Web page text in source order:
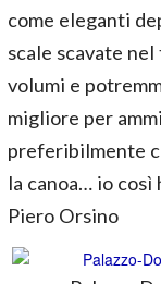
come eleganti
scale scavate
volumi e
migliore per
preferibilmente
la canoa… io
Piero Orsino